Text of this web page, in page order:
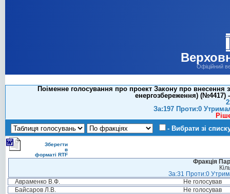
Офіційний
Поіменне голосування про проект Закону про
енергозбереження) (№4417)
За:197 Проти:0
- Вибрати зі
Зберегти
в
форматі RTF
Фракція
За:31 Проти:0
Авраменко В.Ф.
Не голосував
Байсаров Л.В.
Не голосував